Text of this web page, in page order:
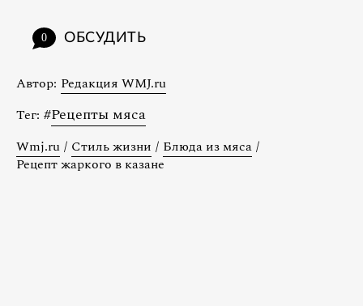
0 ОБСУДИТЬ
Автор: Редакция WMJ.ru
Тег: #Рецепты мяса
Wmj.ru / Стиль жизни / Блюда из мяса /
Рецепт жаркого в казане